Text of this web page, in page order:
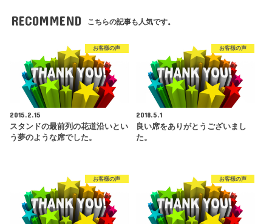
RECOMMEND こちらの記事も人気です。
お客様の声
2015.2.15
スタンドの最前列の花道沿いとい
う夢のような席でした。
お客様の声
2018.5.1
良い席をありがとうございまし
た。
お客様の声 お客様の声